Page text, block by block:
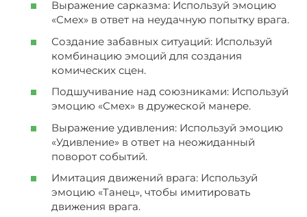
Выражение сарказма: Используй эмоцию
«Смех» в ответ на неудачную попытку врага.
Создание забавных ситуаций: Используй
комбинацию эмоций для создания
комических сцен.
Подшучивание над союзниками: Используй
эмоцию «Смех» в дружеской манере.
Выражение удивления: Используй эмоцию
«Удивление» в ответ на неожиданный
поворот событий.
Имитация движений врага: Используй
эмоцию «Танец», чтобы имитировать
движения врага.